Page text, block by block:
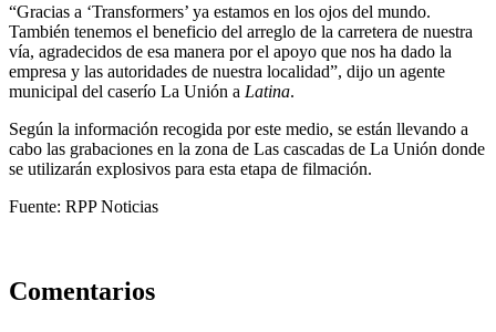
“Gracias a ‘Transformers’ ya estamos en los ojos del mundo.
También tenemos el beneficio del arreglo de la carretera de nuestra
vía, agradecidos de esa manera por el apoyo que nos ha dado la
empresa y las autoridades de nuestra localidad”, dijo un agente
municipal del caserío La Unión a Latina.
Según la información recogida por este medio, se están llevando a
cabo las grabaciones en la zona de Las cascadas de La Unión donde
se utilizarán explosivos para esta etapa de filmación.
Fuente: RPP Noticias
Comentarios